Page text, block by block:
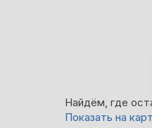
Найдём, где
Показать на